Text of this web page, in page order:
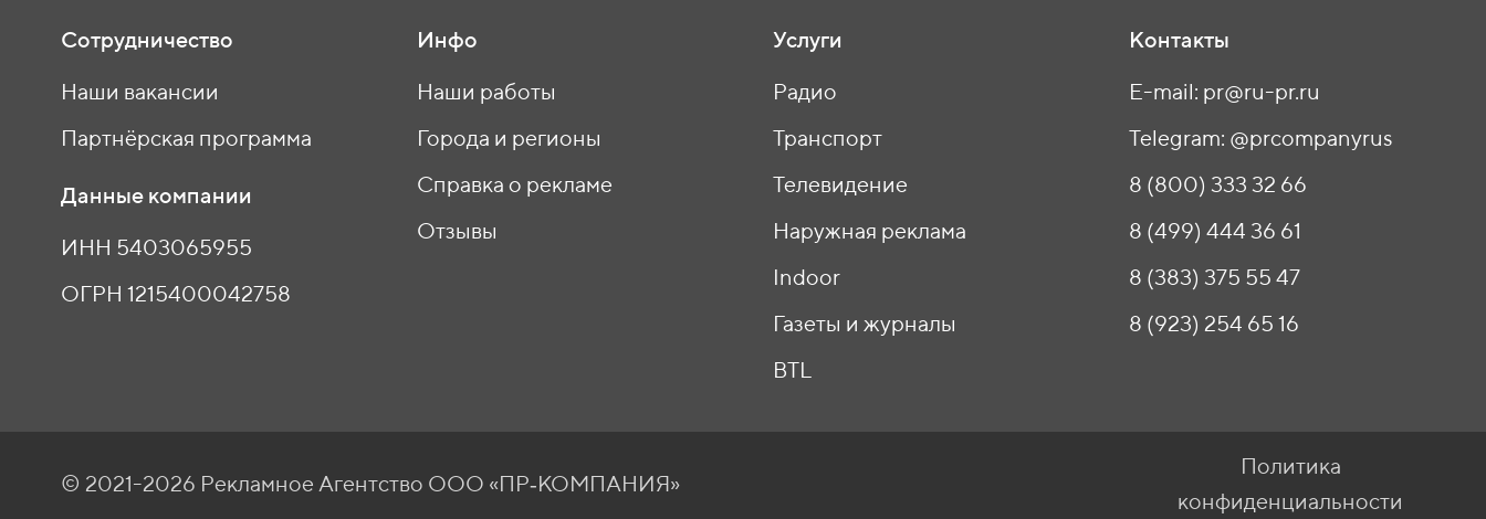
Сотрудничество
Наши вакансии
Партнёрская программа
Данные компании
ИНН 5403065955
ОГРН 1215400042758
Инфо
Наши работы
Города и регионы
Справка о рекламе
Отзывы
Услуги
Радио
Транспорт
Телевидение
Наружная реклама
Indoor
Газеты и журналы
BTL
Контакты
E-mail: pr@ru-pr.ru
Telegram: @prcompanyrus
8 (800) 333 32 66
8 (499) 444 36 61
8 (383) 375 55 47
8 (923) 254 65 16
© 2021-2026 Рекламное Агентство ООО «ПР‑КОМПАНИЯ»
Политика
конфиденциальности